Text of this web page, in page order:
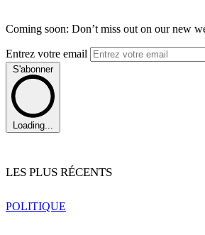
Coming soon: Don’t miss out on our new
Entrez votre email
S'abonner
Loading...
LES PLUS RÉCENTS
POLITIQUE